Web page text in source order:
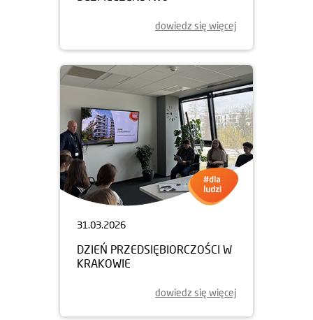
dowiedz się więcej
31.03.2026
DZIEŃ PRZEDSIĘBIORCZOŚCI W
KRAKOWIE
dowiedz się więcej